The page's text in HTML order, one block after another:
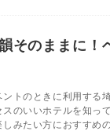
そのままに！
トのときに利用する
のいいホテルを知っ
みたい方におすすめ